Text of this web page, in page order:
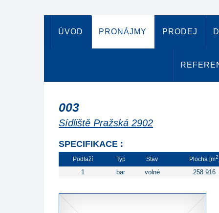
ÚVOD PRONÁJMY PRODEJ
003
Sídliště Pražská 2902
SPECIFIKACE :
Podlaží Typ Stav Plocha [m2
1 bar volné 258.916